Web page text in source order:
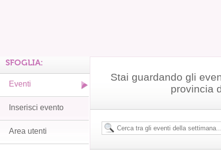
Stai guardando gli
provincia
SFOGLIA:
Eventi
Inserisci evento
Area utenti